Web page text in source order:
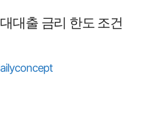
대출 금리 한도 조건